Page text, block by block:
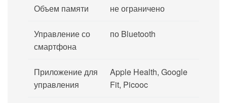
Объем памяти не ограничено
Управление со
смартфона
по Bluetooth
Приложение для
управления
Apple Health, Google
Fit, Picooc